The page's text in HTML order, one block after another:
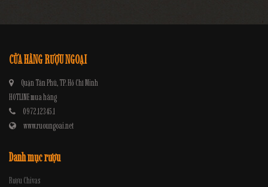
CỬA HÀNG RƯỢU NGOẠI
Quận Tân Phú, TP. Hồ Chí Minh
HOTLINE mua hàng
0972.12345.1
www.ruoungoai.net
Danh mục rượu
Rượu Chivas